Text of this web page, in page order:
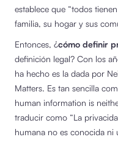
establece que “todos
familia, su hogar y sus
Entonces, ¿cómo definir
definición legal? Con los
ha hecho es la dada por
Matters. Es tan sencilla
human information is
traducir como “La
humana no es conocida ni